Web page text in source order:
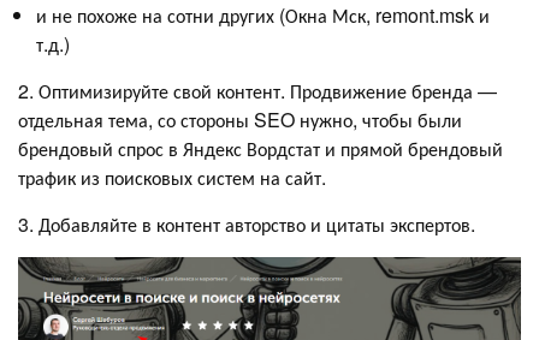
и не похоже на сотни других (Окна Мск, remont.msk и
т.д.)
2. Оптимизируйте свой контент. Продвижение бренда —
отдельная тема, со стороны SEO нужно, чтобы были
брендовый спрос в Яндекс Вордстат и прямой брендовый
трафик из поисковых систем на сайт.
3. Добавляйте в контент авторство и цитаты экспертов.